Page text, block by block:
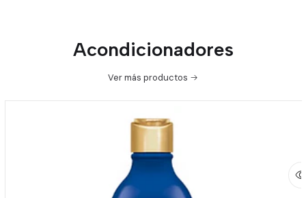
Acondicionadores
Ver más productos